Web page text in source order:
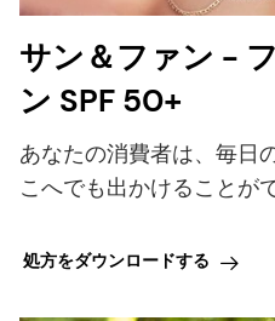
サン＆ファン -
ン SPF 50+
あなたの消費者は、毎日
こへでも出かけることが
処方をダウンロードする